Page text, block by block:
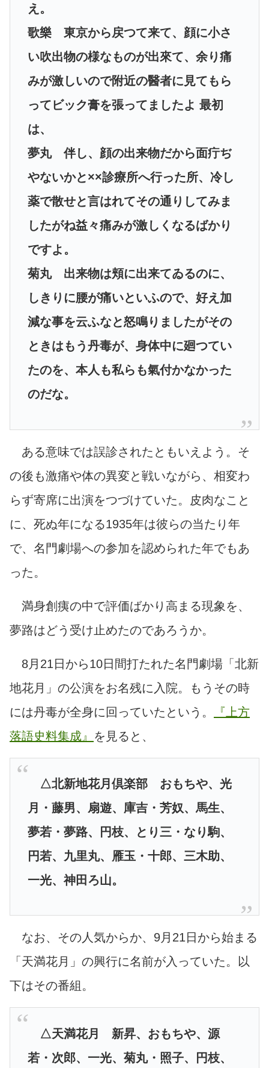
え。
歌樂 東京から戻つて来て、顔に小さ
い吹出物の様なものが出來て、余り痛
みが激しいので附近の醫者に見てもら
ってビック膏を張ってましたよ 最初
は、
夢丸 伴し、顔の出来物だから面疔ぢ
やないかと××診療所へ行った所、冷し
薬で散せと言はれてその通りしてみま
したがね益々痛みが激しくなるばかり
ですよ。
菊丸 出来物は頬に出来てゐるのに、
しきりに腰が痛いといふので、好え加
減な事を云ふなと怒鳴りましたがその
ときはもう丹毒が、身体中に廻つてい
たのを、本人も私らも氣付かなかった
のだな。
ある意味では誤診されたともいえよう。そ
の後も激痛や体の異変と戦いながら、相変わ
らず寄席に出演をつづけていた。皮肉なこと
に、死ぬ年になる1935年は彼らの当たり年
で、名門劇場への参加を認められた年でもあ
った。
満身創痍の中で評価ばかり高まる現象を、
夢路はどう受け止めたのであろうか。
8月21日から10日間打たれた名門劇場「北新
地花月」の公演をお名残に入院。もうその時
には丹毒が全身に回っていたという。
『上方
落語史料集成』 を見ると、
△北新地花月倶楽部 おもちや、光
月・藤男、扇遊、庫吉・芳奴、馬生、
夢若・夢路、円枝、とり三・なり駒、
円若、九里丸、雁玉・十郎、三木助、
一光、神田ろ山。
なお、その人気からか、9月21日から始まる
「天満花月」の興行に名前が入っていた。以
下はその番組。
△天満花月 新昇、おもちや、源
若・次郎、一光、菊丸・照子、円枝、